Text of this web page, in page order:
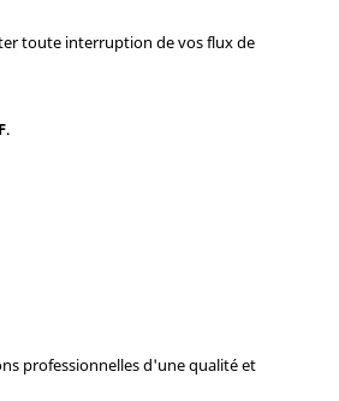
toute interruption de vos flux de
.
professionnelles d'une qualité et